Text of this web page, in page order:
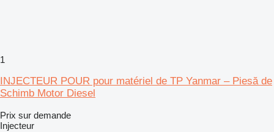
1
INJECTEUR POUR pour matériel de TP Yanmar – Piesă de
Schimb Motor Diesel
Prix sur demande
Injecteur